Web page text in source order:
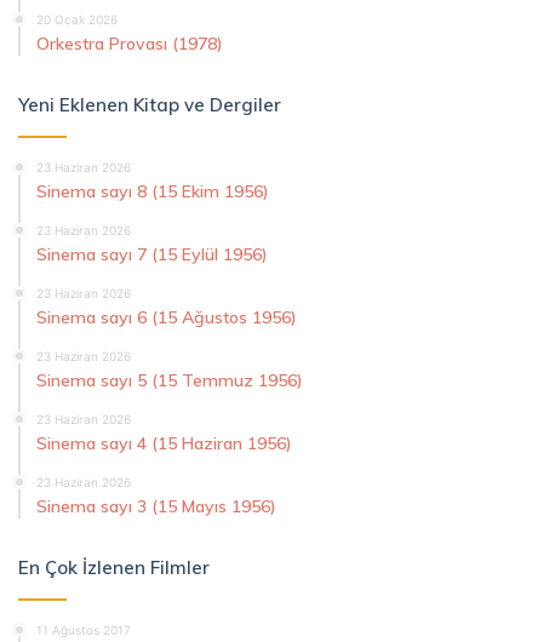
20 Ocak 2026
Orkestra Provası (1978)
Yeni Eklenen Kitap ve Dergiler
23 Haziran 2026
Sinema sayı 8 (15 Ekim 1956)
23 Haziran 2026
Sinema sayı 7 (15 Eylül 1956)
23 Haziran 2026
Sinema sayı 6 (15 Ağustos 1956)
23 Haziran 2026
Sinema sayı 5 (15 Temmuz 1956)
23 Haziran 2026
Sinema sayı 4 (15 Haziran 1956)
23 Haziran 2026
Sinema sayı 3 (15 Mayıs 1956)
En Çok İzlenen Filmler
11 Ağustos 2017